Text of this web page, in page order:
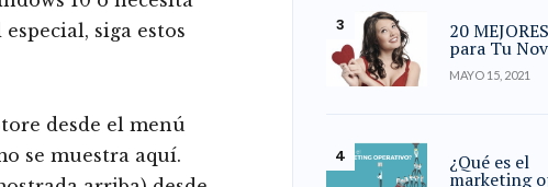
siga estos
desde el menú
se muestra aquí.
20
para Tu
MAYO 15, 2021
¿Qué es el
marketing